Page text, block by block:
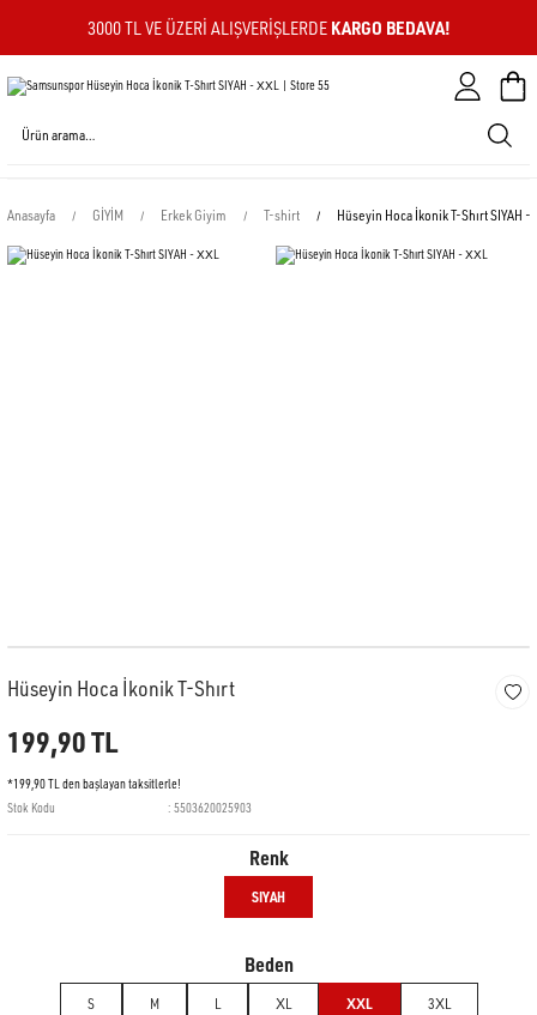
3000 TL VE ÜZERI ALIŞVERIŞLERDE KARGO BEDAVA!
Anasayfa GİYİM Erkek Giyim T-shirt Hüseyin Hoca İkonik T-Shırt SIYAH -
Hüseyin Hoca İkonik T-Shırt
199,90 TL
*199,90 TL den başlayan taksitlerle!
Stok Kodu
5503620025903
Renk
SIYAH
Beden
S M L XL XXL 3XL